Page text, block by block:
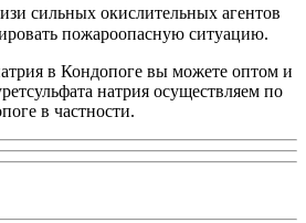
сильных окислительных агентов
пожароопасную ситуацию.
в Кондопоге вы можете оптом и
натрия осуществляем по
в частности.